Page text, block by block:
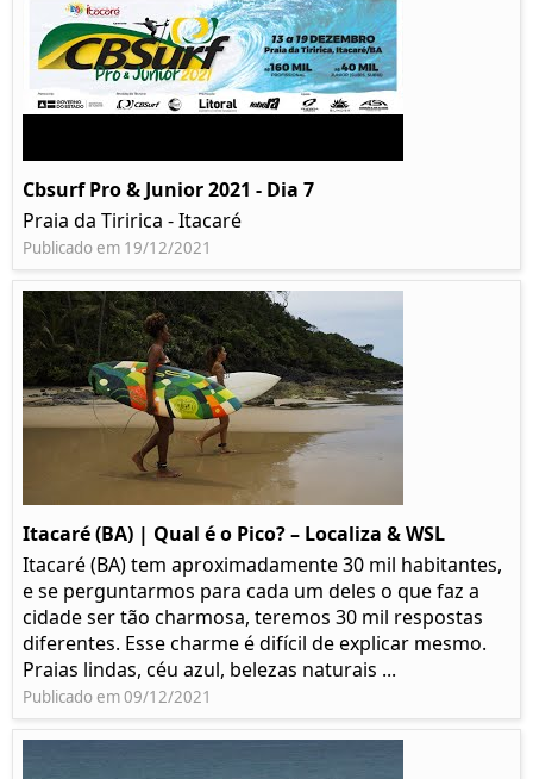
Cbsurf Pro & Junior 2021 - Dia 7
Praia da Tiririca - Itacaré
Publicado em 19/12/2021
Itacaré (BA) | Qual é o Pico? – Localiza & WSL​​
Itacaré (BA) tem aproximadamente 30 mil habitantes,
e se perguntarmos para cada um deles o que faz a
cidade ser tão charmosa, teremos 30 mil respostas
diferentes. Esse charme é difícil de explicar mesmo.
Praias lindas, céu azul, belezas naturais ...
Publicado em 09/12/2021